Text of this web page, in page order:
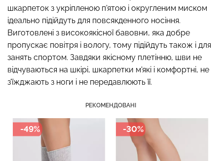
шкарпеток з укріпленою п'ятою і округленим миском
ідеально підійдуть для повсякденного носіння.
Виготовлені з високоякісної бавовни, яка добре
пропускає повітря і вологу, тому підійдуть також і для
занять спортом. Завдяки якісному плетінню, шви не
відчуваються на шкірі, шкарпетки м'які і комфортні, не
з'їжджають з ноги і не передавлюють її.
РЕКОМЕНДОВАНІ
-49% -30%
Безшовні стрінги STRING
BRIEFS (чорний) Giulia
Безшовний топ з легкою
корекцією BRA
SHAPEWEAR nude
(бежевий) Giulia